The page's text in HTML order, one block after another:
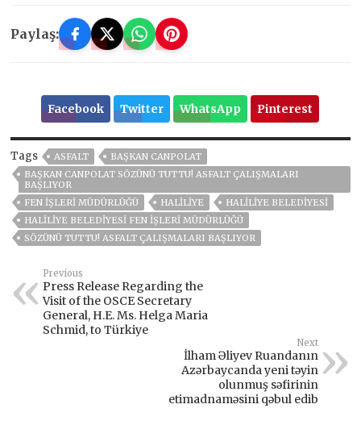
Paylaş:
Facebook Twitter WhatsApp Pinterest
Tags ASFALT
BAŞKAN CANPOLAT
BAŞKAN CANPOLAT SÖZÜNÜ TUTTU! ASFALT ÇALIŞMALARI
BAŞLIYOR
FEN İŞLERI MÜDÜRLÜĞÜ
HALILIYE
HALİLİYE BELEDİYESİ
HALILIYE BELEDIYESI FEN İŞLERI MÜDÜRLÜĞÜ
SÖZÜNÜ TUTTU! ASFALT ÇALIŞMALARI BAŞLIYOR
Previous
Press Release Regarding the
Visit of the OSCE Secretary
General, H.E. Ms. Helga Maria
Schmid, to Türkiye
Next
İlham Əliyev Ruandanın
Azərbaycanda yeni təyin
olunmuş səfirinin
etimadnaməsini qəbul edib